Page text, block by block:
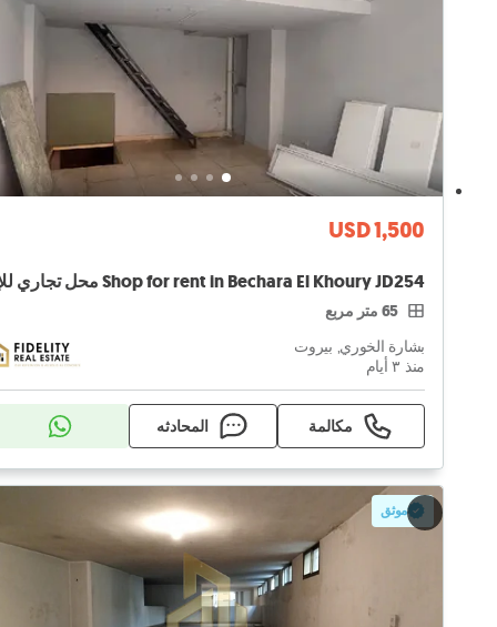
USD 1,500
65 متر مربع
بشارة الخوري, بيروت
منذ ٣ أيام
مكالمة المحادثه
موثق